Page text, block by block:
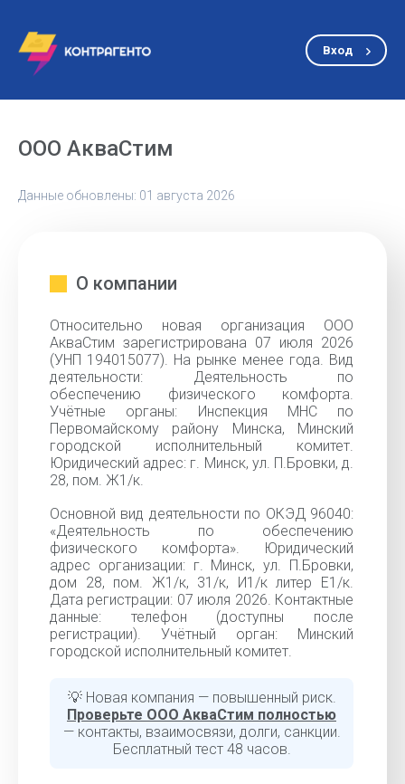
Вход
ООО АкваСтим
Данные обновлены: 01 августа 2026
О компании
Относительно новая организация ООО
АкваСтим зарегистрирована 07 июля 2026
(УНП 194015077). На рынке менее года. Вид
деятельности: Деятельность по
обеспечению физического комфорта.
Учётные органы: Инспекция МНС по
Первомайскому району Минска, Минский
городской исполнительный комитет.
Юридический адрес: г. Минск, ул. П.Бровки, д.
28, пом. Ж1/к.
Основной вид деятельности по ОКЭД 96040:
«Деятельность по обеспечению
физического комфорта». Юридический
адрес организации: г. Минск, ул. П.Бровки,
дом 28, пом. Ж1/к, 31/к, И1/к литер Е1/к.
Дата регистрации: 07 июля 2026. Контактные
данные: телефон (доступны после
регистрации). Учётный орган: Минский
городской исполнительный комитет.
💡 Новая компания — повышенный риск.
Проверьте ООО АкваСтим полностью
— контакты, взаимосвязи, долги, санкции.
Бесплатный тест 48 часов.